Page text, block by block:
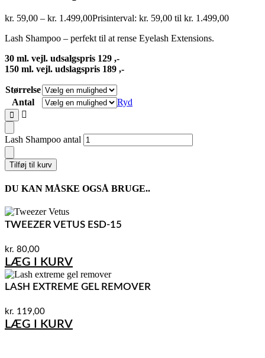
kr. 59,00 – kr. 1.499,00Prisinterval: kr. 59,00 til kr. 1.499,00
Lash Shampoo – perfekt til at rense Eyelash Extensions.
30 ml. vejl. udsalgspris 129 ,-
150 ml. vejl. udslagspris 189 ,-
Størrelse
Antal
Ryd
Lash Shampoo antal
Tilføj til kurv
DU KAN MÅSKE OGSÅ BRUGE..
TWEEZER VETUS ESD-15
kr. 80,00
LÆG I KURV
LASH EXTREME GEL REMOVER
kr. 119,00
LÆG I KURV